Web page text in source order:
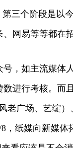
三个阶段是以
网易等等都在
，如主流媒体
进行考核。而
老广场、艺绽
，纸媒向新媒